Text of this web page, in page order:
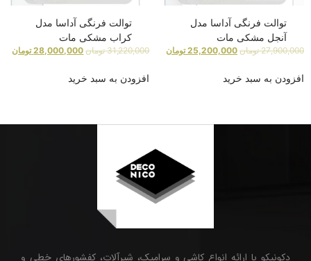
توالت فرنگی آداسا مدل
آنجل مشکی مات
27,900,000 تومان 25,200,000 تومان
افزودن به سبد خرید
توالت فرنگی آداسا مدل
کراب مشکی مات
31,220,000 تومان 28,000,000 تومان
افزودن به سبد خرید
دکونیکو با ارائه انواع کاشی و سرامیک، شیرآلات، کفشورهای خطی و